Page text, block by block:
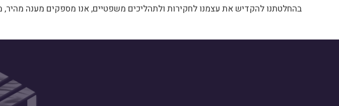
בהחלטתנו להקדיש את עצמנו לחקירות ולתהליכים משפטיים, אנו מספקים מענה מהיר,